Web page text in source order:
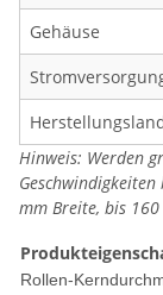
Gehäuse
Hinweis: Werden
mm Breite, bis
Rollen-